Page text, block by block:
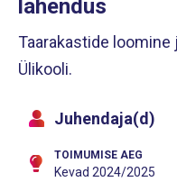
lahendus
Taarakastide loomine
Ülikooli.
Juhendaja(d)
TOIMUMISE AEG
Kevad 2024/2025